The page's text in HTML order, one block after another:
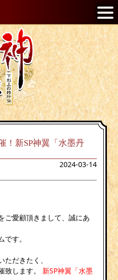
！新SP神翼「水墨丹
2024-03-14
ご愛顧頂きまして、誠にあ
です。
だきたく、
致します。 新SP神翼「水墨